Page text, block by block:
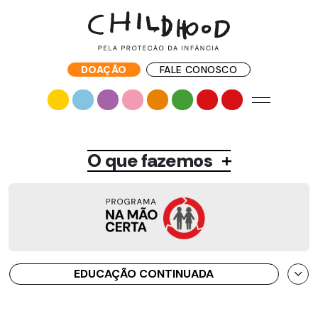
DOAÇÃO FALE CONOSCO
O que fazemos
EDUCAÇÃO CONTINUADA